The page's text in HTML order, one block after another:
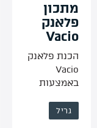
מתכון
פלאנק
Vacio
הכנת פלאנק
Vacio
באמצעות
נתחים
גדולים על
גריל